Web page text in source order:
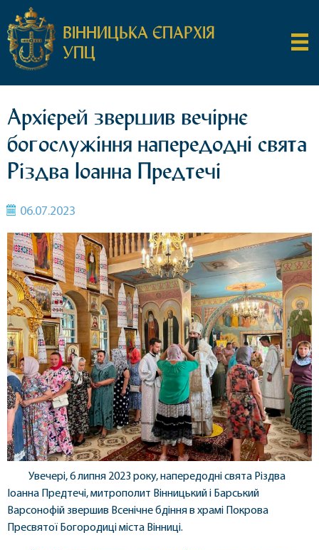
ВІННИЦЬКА ЄПАРХІЯ
УПЦ
Архієрей звершив вечірнє
богослужіння напередодні свята
Різдва Іоанна Предтечі
06.07.2023
Увечері, 6 липня 2023 року, напередодні свята Різдва
Іоанна Предтечі, митрополит Вінницький і Барський
Варсонофій звершив Всенічне бдіння в храмі Покрова
Пресвятої Богородиці міста Вінниці.